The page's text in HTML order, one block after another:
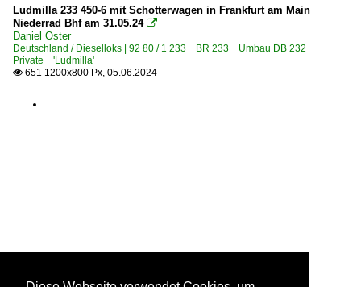
Ludmilla 233 450-6 mit Schotterwagen in Frankfurt am Main
Niederrad Bhf am 31.05.24 
Daniel Oster
Deutschland / Dieselloks | 92 80 / 1 233 BR 233 Umbau DB 232
Private 'Ludmilla'
 651 1200x800 Px, 05.06.2024